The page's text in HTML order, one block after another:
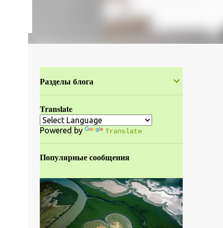
Разделы блога
Translate
Powered by Translate
Популярные сообщения